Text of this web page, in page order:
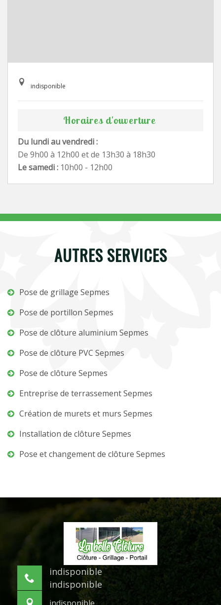
indisponible
Horaires d'ouverture
Du lundi au vendredi :
De 9h00 à 12h00 et de 13h30 à 18h30
Le samedi : 10h00 - 12h00
AUTRES SERVICES
Pose de grillage Sepmes
Pose de portillon Sepmes
Pose de clôture aluminium Sepmes
Pose de clôture PVC Sepmes
Pose de clôture Sepmes
Entreprise de terrassement Sepmes
Création de murets et murs Sepmes
Installation de clôture Sepmes
Pose et changement de clôture Sepmes
indisponible
indisponible